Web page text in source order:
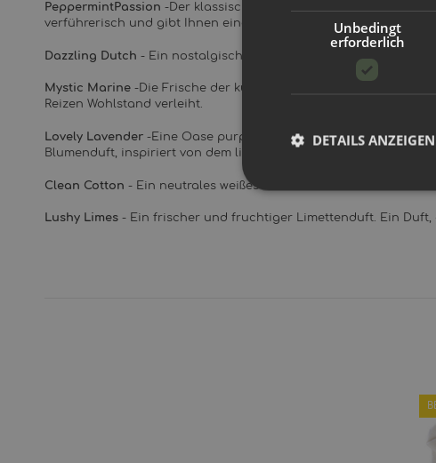
PeppermintPassion -Der klassische Pfefferminzduft, aber mit
verführerisch und gibt Ihnen einen echten Schub!
Dazzling Dutch - Ein nostalgischer Duft von niederländischem
Mystic Marine -Die Frische der kühlen, offenen Ozeane und
Reizen Wohlstand verleiht.
Lovely Lavender -Eine Oase purpurroter Blumenfelder erwartet
Blumenduft, inspiriert von dem lieblichen Lavendel.
Clean Cotton - Ein neutrales weißes Band mit dem herrlich
Lushy Limes - Ein frischer und fruchtiger Limettenduft. Ein Duft,
Unbedingt
erforderlich
DETAILS ANZEIGEN